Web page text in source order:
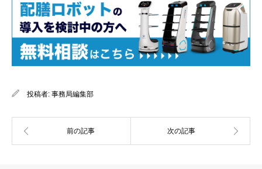
投稿者: 事務局編集部